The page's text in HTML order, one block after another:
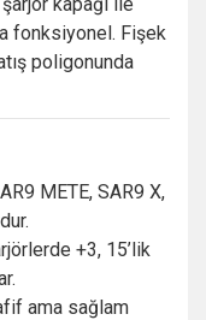
fonksiyonel. Fişek
poligonunda
METE, SAR9 X,
+3, 15’lik
ama sağlam